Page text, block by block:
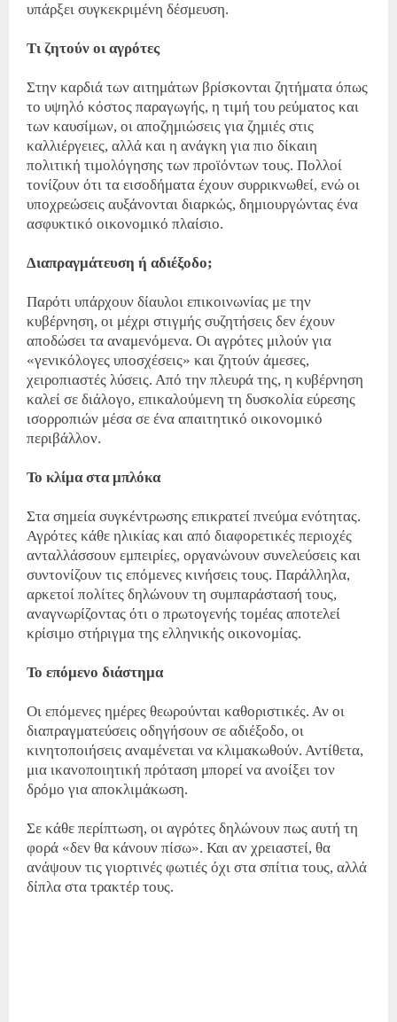
υπάρξει συγκεκριμένη δέσμευση.
Τι ζητούν οι αγρότες
Στην καρδιά των αιτημάτων βρίσκονται ζητήματα όπως
το υψηλό κόστος παραγωγής, η τιμή του ρεύματος και
των καυσίμων, οι αποζημιώσεις για ζημιές στις
καλλιέργειες, αλλά και η ανάγκη για πιο δίκαιη
πολιτική τιμολόγησης των προϊόντων τους. Πολλοί
τονίζουν ότι τα εισοδήματα έχουν συρρικνωθεί, ενώ οι
υποχρεώσεις αυξάνονται διαρκώς, δημιουργώντας ένα
ασφυκτικό οικονομικό πλαίσιο.
Διαπραγμάτευση ή αδιέξοδο;
Παρότι υπάρχουν δίαυλοι επικοινωνίας με την
κυβέρνηση, οι μέχρι στιγμής συζητήσεις δεν έχουν
αποδώσει τα αναμενόμενα. Οι αγρότες μιλούν για
«γενικόλογες υποσχέσεις» και ζητούν άμεσες,
χειροπιαστές λύσεις. Από την πλευρά της, η κυβέρνηση
καλεί σε διάλογο, επικαλούμενη τη δυσκολία εύρεσης
ισορροπιών μέσα σε ένα απαιτητικό οικονομικό
περιβάλλον.
Το κλίμα στα μπλόκα
Στα σημεία συγκέντρωσης επικρατεί πνεύμα ενότητας.
Αγρότες κάθε ηλικίας και από διαφορετικές περιοχές
ανταλλάσσουν εμπειρίες, οργανώνουν συνελεύσεις και
συντονίζουν τις επόμενες κινήσεις τους. Παράλληλα,
αρκετοί πολίτες δηλώνουν τη συμπαράστασή τους,
αναγνωρίζοντας ότι ο πρωτογενής τομέας αποτελεί
κρίσιμο στήριγμα της ελληνικής οικονομίας.
Το επόμενο διάστημα
Οι επόμενες ημέρες θεωρούνται καθοριστικές. Αν οι
διαπραγματεύσεις οδηγήσουν σε αδιέξοδο, οι
κινητοποιήσεις αναμένεται να κλιμακωθούν. Αντίθετα,
μια ικανοποιητική πρόταση μπορεί να ανοίξει τον
δρόμο για αποκλιμάκωση.
Σε κάθε περίπτωση, οι αγρότες δηλώνουν πως αυτή τη
φορά «δεν θα κάνουν πίσω». Και αν χρειαστεί, θα
ανάψουν τις γιορτινές φωτιές όχι στα σπίτια τους, αλλά
δίπλα στα τρακτέρ τους.